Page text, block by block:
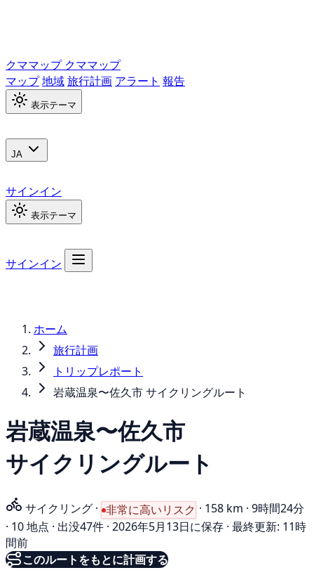
クママップ クママップ
マップ地域旅行計画 アラート 報告
表示テーマ
JA
サインイン
表示テーマ
サインイン
ホーム
旅行計画
トリップレポート
岩蔵温泉〜佐久市 サイクリングルート
岩蔵温泉〜佐久市
サイクリングルート
サイクリング · 非常に高いリスク · 158 km · 9時間24分
· 10 地点 · 出没47件 · 2026年5月13日に保存 · 最終更新: 11時
間前
このルートをもとに計画する